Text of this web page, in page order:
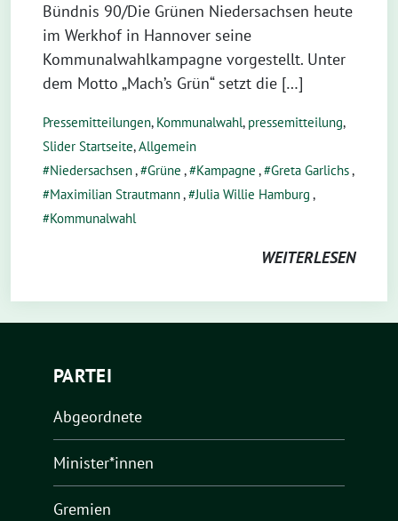
Bündnis 90/Die Grünen Niedersachsen heute
im Werkhof in Hannover seine
Kommunalwahlkampagne vorgestellt. Unter
dem Motto „Mach’s Grün“ setzt die […]
Pressemitteilungen, Kommunalwahl, pressemitteilung,
Slider Startseite,Allgemein
Niedersachsen, Grüne , Kampagne , Greta Garlichs,
Maximilian Strautmann, Julia Willie Hamburg ,
Kommunalwahl
WEITERLESEN
PARTEI
Abgeordnete
Minister*innen
Gremien